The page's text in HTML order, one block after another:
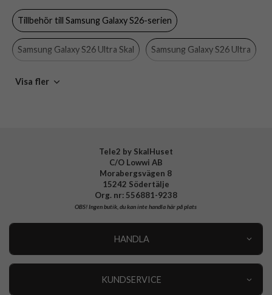
Färg
Material Silikon, Återvunnen plast
Varumärke CARE by PanzerGlass
Tillbehör till Samsung Galaxy S26-serien
Samsung Galaxy S26 Ultra Skal Samsung Galaxy S26 Ultra
CARE by PanzerGlass
Visa fler
Tele2 by SkalHuset
C/O Lowwi AB
Morabergsvägen 8
15242 Södertälje
Org. nr: 556881-9238
OBS!Ingen butik, du kan inte handla här på plats
HANDLA
KUNDSERVICE